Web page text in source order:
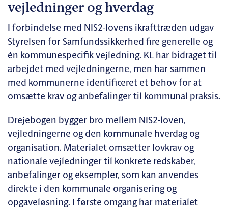
vejledninger og hverdag
I forbindelse med NIS2-lovens ikrafttræden udgav
Styrelsen for Samfundssikkerhed fire generelle og
én kommunespecifik vejledning. KL har bidraget til
arbejdet med vejledningerne, men har sammen
med kommunerne identificeret et behov for at
omsætte krav og anbefalinger til kommunal praksis.
Drejebogen bygger bro mellem NIS2-loven,
vejledningerne og den kommunale hverdag og
organisation. Materialet omsætter lovkrav og
nationale vejledninger til konkrete redskaber,
anbefalinger og eksempler, som kan anvendes
direkte i den kommunale organisering og
opgaveløsning. I første omgang har materialet